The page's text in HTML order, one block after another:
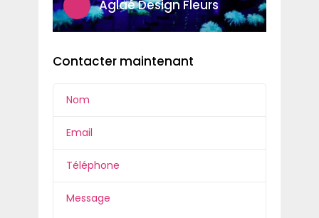
Aglaé Design Fleurs
Contacter maintenant